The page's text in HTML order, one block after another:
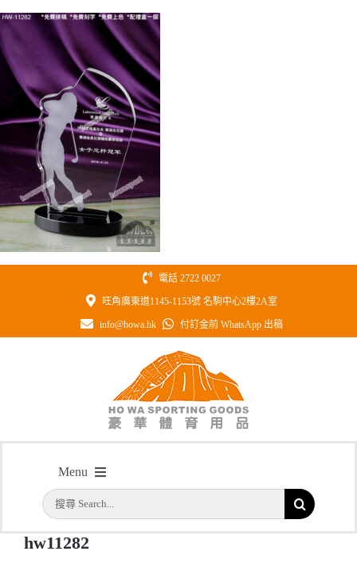
Skip
content
電話 2722 0027
旺角廣東道1145-1153號 名駒中心2樓2A室
info@howa.hk 付訂金前 WhatsApp 出稿
Menu
首頁
搜
索
結
主頁 型號: HW11282 高爾夫球水晶獎座
hw11282